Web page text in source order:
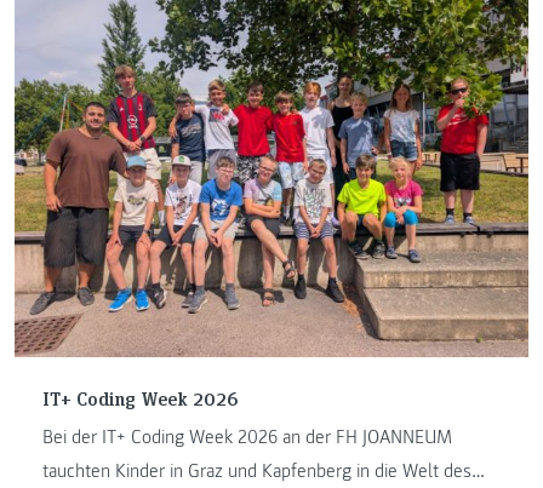
IT+ Coding Week 2026
Bei der IT+ Coding Week 2026 an der FH JOANNEUM
tauchten Kinder in Graz und Kapfenberg in die Welt des